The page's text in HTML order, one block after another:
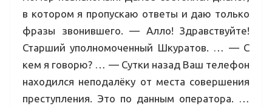
в котором я пропускаю ответы и даю только
фразы звонившего. — Алло! Здравствуйте!
Старший уполномоченный Шкуратов. … — С
кем я говорю? … — Сутки назад Ваш телефон
находился неподалёку от места совершения
преступления. Это по данным оператора. …